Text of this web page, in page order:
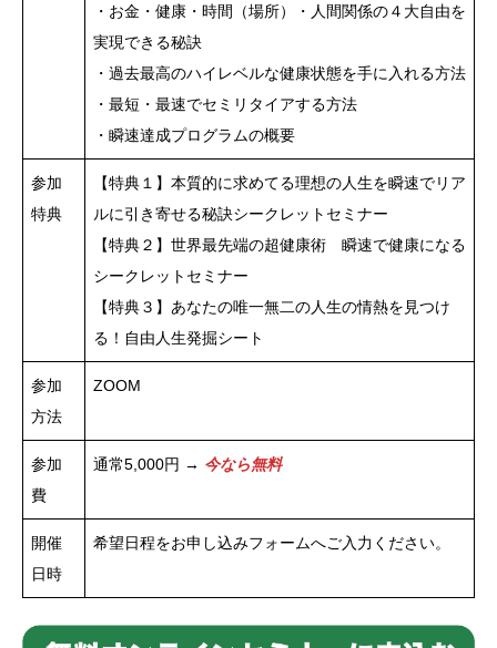
・お金・健康・時間（場所）・人間関係の４大自由を
実現できる秘訣
・過去最高のハイレベルな健康状態を手に入れる方法
・最短・最速でセミリタイアする方法
・瞬速達成プログラムの概要
参加
特典
【特典１】本質的に求めてる理想の人生を瞬速でリア
ルに引き寄せる秘訣シークレットセミナー
【特典２】世界最先端の超健康術 瞬速で健康になる
シークレットセミナー
【特典３】あなたの唯一無二の人生の情熱を見つけ
る！自由人生発掘シート
参加
方法
ZOOM
参加
費
通常5,000円 → 今なら無料
開催
日時
希望日程をお申し込みフォームへご入力ください。